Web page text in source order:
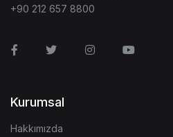
+90 212 657 8800
FacebookTwitterInstagramYoutube
Kurumsal
Hakkımızda